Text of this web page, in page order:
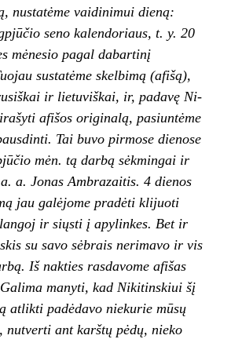
nustatėme vaidinimui dieną:
seno kalendoriaus, t. y. 20
mėnesio pagal dabartinį
sustatėme skelbimą (afišą),
ir lietuviškai, ir, padavę Ni­
afišos originalą, pasiuntė­me
Tai buvo pirmose die­nose
mėn. tą darbą sėk­mingai ir
a. Jonas Ambrazaitis. 4 dienos
jau galėjome pradėti klijuoti
ir siųsti į apylinkes. Bet ir
su savo sėbrais nerimavo ir vis
Iš nakties rasdavome afišas
manyti, kad Nikitinskiui šį
atlikti padėdavo niekurie mūsų
nu­tverti ant karštų pėdų, nie­ko